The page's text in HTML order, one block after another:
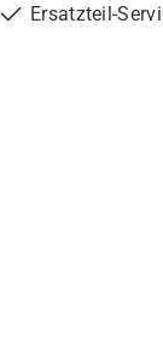
Ersatzteil-